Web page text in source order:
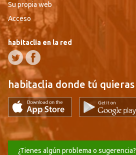
Su propia web
Acceso
habitaclia en la red
habitaclia donde tú quieras
¿Tienes algún problema o sugerencia?